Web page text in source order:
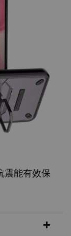
能有效保